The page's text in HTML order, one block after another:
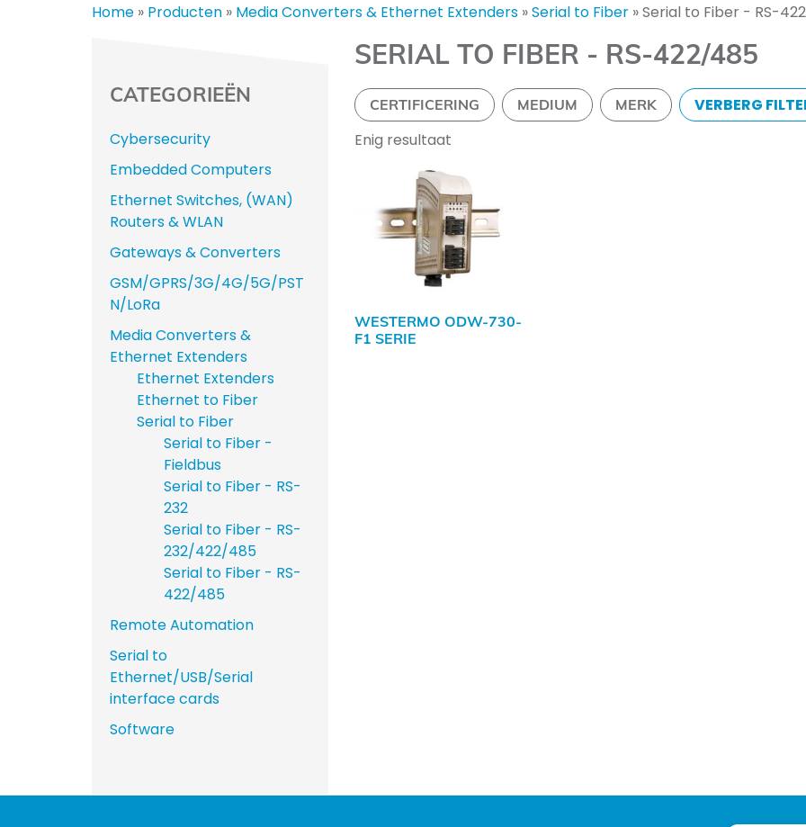
Home » Producten » Media Converters & Ethernet Extenders »Serial to Fiber »Serial to Fiber - RS-
SERIAL TO FIBER - RS-422/485
CERTIFICERING MEDIUM MERK
VERBERG
Enig resultaat
WESTERMO ODW-730-
F1 SERIE
CATEGORIEËN
Cybersecurity
Embedded Computers
Ethernet Switches, (WAN)
Routers & WLAN
Gateways & Converters
GSM/GPRS/3G/4G/5G/PST
N/LoRa
Media Converters &
Ethernet Extenders
Ethernet Extenders
Ethernet to Fiber
Serial to Fiber
Serial to Fiber -
Fieldbus
Serial to Fiber - RS-
232
Serial to Fiber - RS-
232/422/485
Serial to Fiber - RS-
422/485
Remote Automation
Serial to
Ethernet/USB/Serial
interface cards
Software